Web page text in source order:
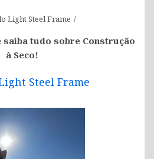
Light Steel Frame
saiba tudo sobre Construção
à Seco!
Steel Frame